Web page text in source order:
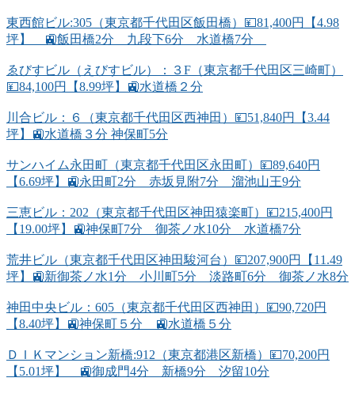
東西館ビル:305（東京都千代田区飯田橋）💴81,400円【4.98
坪】 🚉飯田橋2分 九段下6分 水道橋7分
ゑびすビル（えびすビル）：３F（東京都千代田区三崎町）
💴84,100円【8.99坪】🚉水道橋２分
川合ビル：６（東京都千代田区西神田）💴51,840円【3.44
坪】🚉水道橋３分 神保町5分
サンハイム永田町（東京都千代田区永田町）💴89,640円
【6.69坪】🚉永田町2分 赤坂見附7分 溜池山王9分
三恵ビル：202（東京都千代田区神田猿楽町）💴215,400円
【19.00坪】🚉神保町7分 御茶ノ水10分 水道橋7分
荒井ビル（東京都千代田区神田駿河台）💴207,900円【11.49
坪】🚉新御茶ノ水1分 小川町5分 淡路町6分 御茶ノ水8分
神田中央ビル：605（東京都千代田区西神田）💴90,720円
【8.40坪】🚉神保町５分 🚉水道橋５分
ＤＩＫマンション新橋:912（東京都港区新橋）💴70,200円
【5.01坪】 🚉御成門4分 新橋9分 汐留10分